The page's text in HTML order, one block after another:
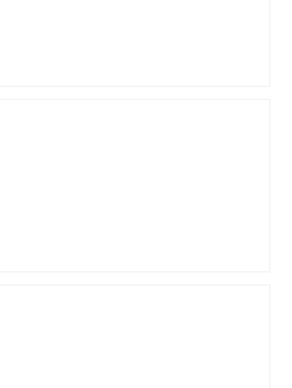
άλλο μέγεθος ή άλλο
την επιστροφή του